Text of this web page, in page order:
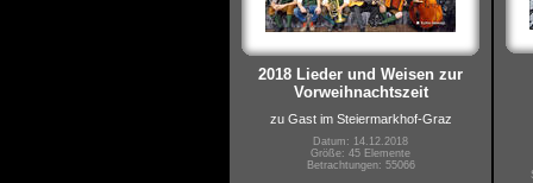
2018 Lieder und Weisen zur
Vorweihnachtszeit
zu Gast im Steiermarkhof-Graz
Datum: 14.12.2018
Größe: 45 Elemente
Betrachtungen: 55066